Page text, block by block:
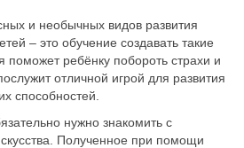
и необычных видов развития
– это обучение создавать такие
поможет ребёнку побороть страхи и
отличной игрой для развития
способностей.
нужно знакомить с
Полученное при помощи